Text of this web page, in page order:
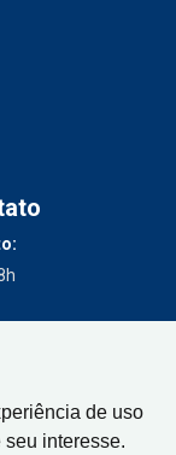
de uso
interesse.
- SP,